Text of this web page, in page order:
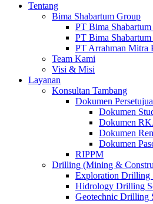
Tentang
Bima Shabartum Group
PT Bima
PT Bima
PT Arrahman Mitra
Team Kami
Visi & Misi
Layanan
Konsultan Tambang
Dokumen
Dokumen
Dokumen
Dokumen
Dokumen
RIPPM
Drilling (Mining &
Exploration Drilling
Hidrology Drilling
Geotechnic Drilling